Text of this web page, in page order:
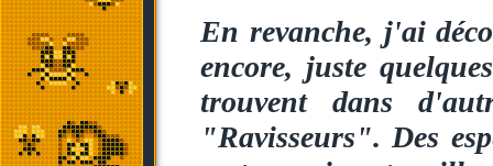
En revanche, j'ai
encore, juste
trouvent dans
"Ravisseurs". Des